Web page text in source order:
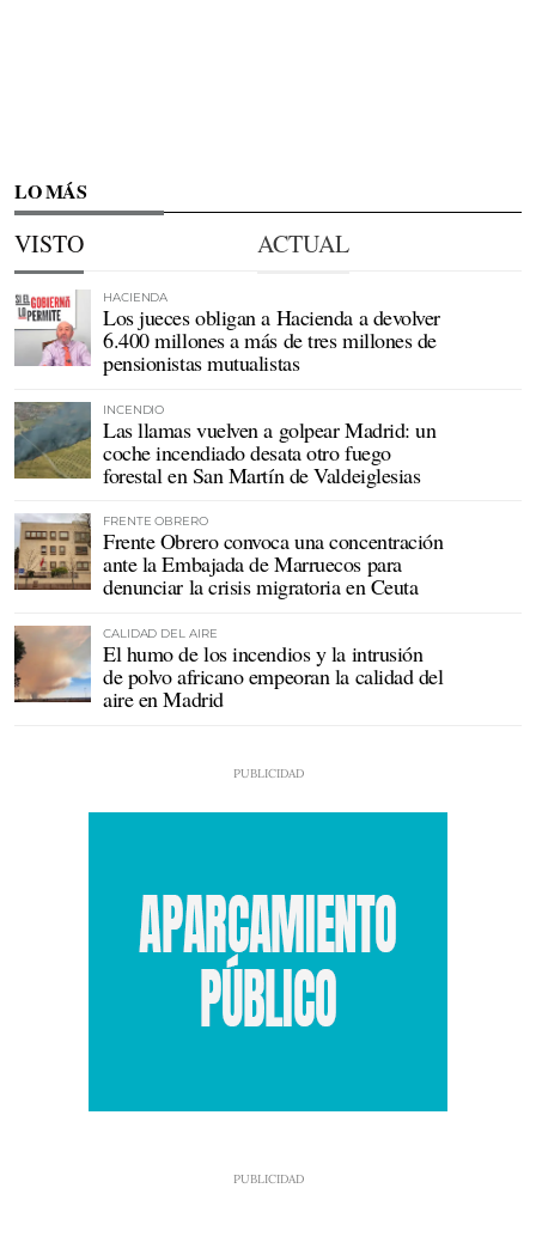
LO MÁS
VISTO ACTUAL
HACIENDA
Los jueces obligan a Hacienda a devolver
6.400 millones a más de tres millones de
pensionistas mutualistas
INCENDIO
Las llamas vuelven a golpear Madrid: un
coche incendiado desata otro fuego
forestal en San Martín de Valdeiglesias
FRENTE OBRERO
Frente Obrero convoca una concentración
ante la Embajada de Marruecos para
denunciar la crisis migratoria en Ceuta
CALIDAD DEL AIRE
El humo de los incendios y la intrusión
de polvo africano empeoran la calidad del
aire en Madrid